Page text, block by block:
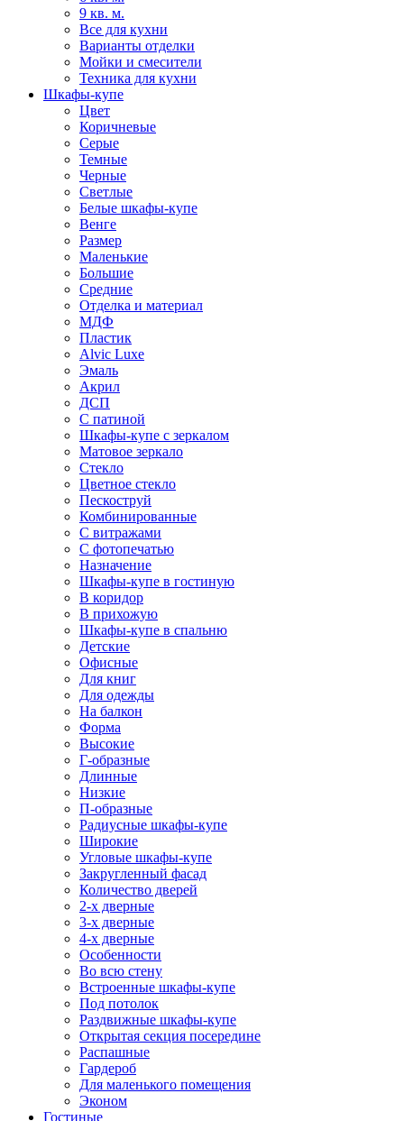
9 кв. м.
Все для кухни
Варианты отделки
Мойки и смесители
Техника для кухни
Шкафы-купе
Цвет
Коричневые
Серые
Темные
Черные
Светлые
Белые шкафы-купе
Венге
Размер
Маленькие
Большие
Средние
Отделка и материал
МДФ
Пластик
Alvic Luxe
Эмаль
Акрил
ДСП
С патиной
Шкафы-купе с зеркалом
Матовое зеркало
Стекло
Цветное стекло
Пескоструй
Комбинированные
С витражами
С фотопечатью
Назначение
Шкафы-купе в гостиную
В коридор
В прихожую
Шкафы-купе в спальню
Детские
Офисные
Для книг
Для одежды
На балкон
Форма
Высокие
Г-образные
Длинные
Низкие
П-образные
Радиусные шкафы-купе
Широкие
Угловые шкафы-купе
Закругленный фасад
Количество дверей
2-х дверные
3-х дверные
4-х дверные
Особенности
Во всю стену
Встроенные шкафы-купе
Под потолок
Раздвижные шкафы-купе
Открытая секция посередине
Распашные
Гардероб
Для маленького помещения
Эконом
Гостиные